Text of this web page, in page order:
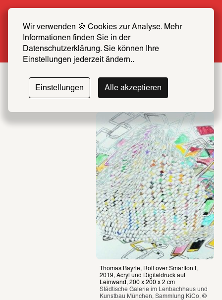
Wir verwenden 🍪 Cookies zur Analyse. Mehr
Informationen finden Sie in der
Datenschutzerklärung. Sie können Ihre
Einstellungen jederzeit ändern..
Einstellungen Alle akzeptieren
SCHIRN FREUND*IN werden
Mehr erfahren
SCHIRN
Thomas Bayrle, Roll over Smartfon I,
2019, Acryl und Digitaldruck auf
Leinwand, 200 x 200 x 2 cm
Städtische Galerie im Lenbachhaus und
Kunstbau München, Sammlung KiCo, ©